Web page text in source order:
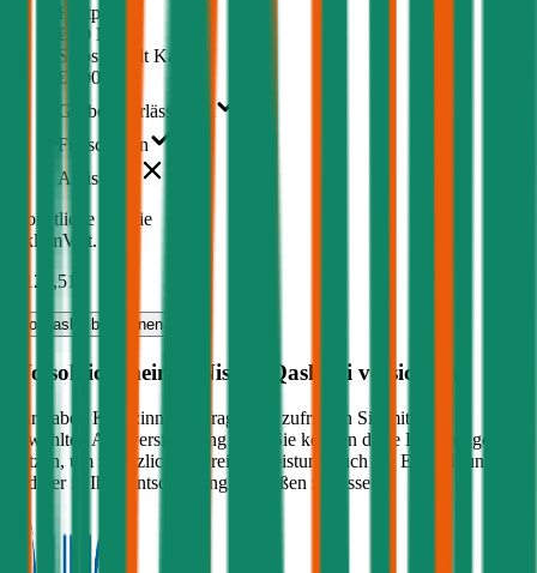
Haftpflicht
€ 20 Mio.
Selbstbehalt Kasko
€ 500
Grobe Fahrlässigkeit
Freischaden
Assistance
Monatliche Prämie
inkl. mVSt.
€ 120,51
Vollkasko berechnen
Wo soll ich meinen Nissan Qashqai versichern?
Wir haben Kund:innen befragt, wie zufrieden Sie mit ihrer
gewählten Autoversicherung sind. Sie können diese Erfahrungen
nutzen, um zusätzlich zu Preis & Leistung auch die Empfehlungen
anderer in Ihre Entscheidung einfließen zu lassen: